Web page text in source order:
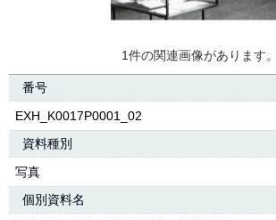
1件の関連画像があります。
番号
EXH_K0017P0001_02
資料種別
写真
個別資料名